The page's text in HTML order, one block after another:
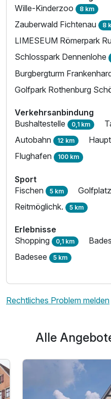
Wille-Kinderzoo 8 km
Zauberwald Fichtenau 8
LIMESEUM Römerpark
Schlosspark Dennenlohe
Burgbergturm
Golfpark Rothenburg
Verkehrsanbindung
Bushaltestelle 0,1 km
Autobahn 12 km
Flughafen 100 km
Sport
Fischen 5 km
Reitmöglichk. 5 km
Erlebnisse
Shopping 0,1 km
Badesee 5 km
Rechtliches Problem melden
Alle